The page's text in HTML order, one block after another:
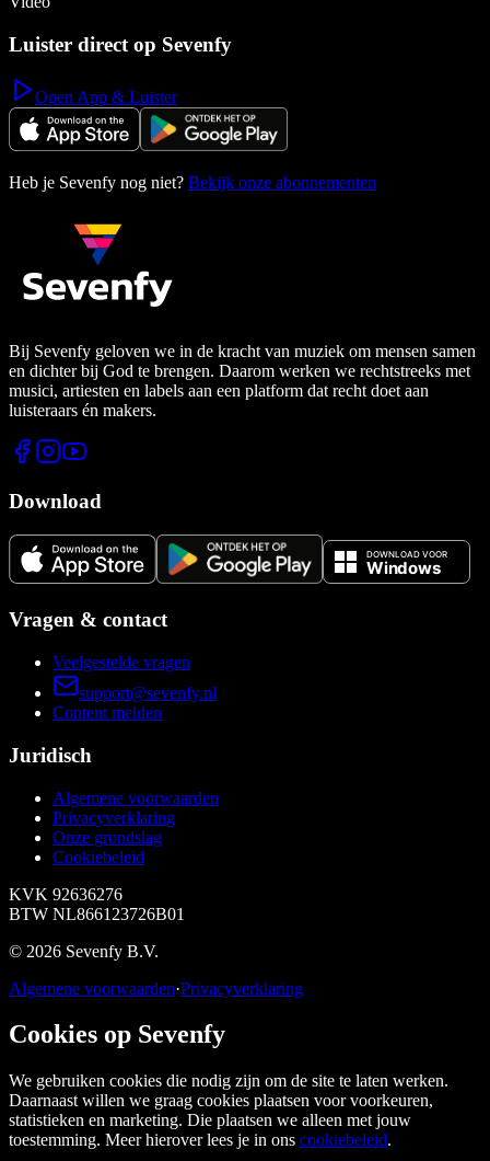
Luister direct op Sevenfy
Open App & Luister
Heb je Sevenfy nog niet? Bekijk onze abonnementen
Bij Sevenfy geloven we in de kracht van muziek om mensen samen
en dichter bij God te brengen. Daarom werken we rechtstreeks met
musici, artiesten en labels aan een platform dat recht doet aan
luisteraars én makers.
Download
Vragen & contact
Veelgestelde vragen
support@sevenfy.nl
Content melden
Juridisch
Algemene voorwaarden
Privacyverklaring
Onze grondslag
Cookiebeleid
KVK 92636276
BTW NL866123726B01
© 2026 Sevenfy B.V.
Algemene voorwaarden·Privacyverklaring
Cookies op Sevenfy
We gebruiken cookies die nodig zijn om de site te laten werken.
Daarnaast willen we graag cookies plaatsen voor voorkeuren,
statistieken en marketing. Die plaatsen we alleen met jouw
toestemming. Meer hierover lees je in ons cookiebeleid.